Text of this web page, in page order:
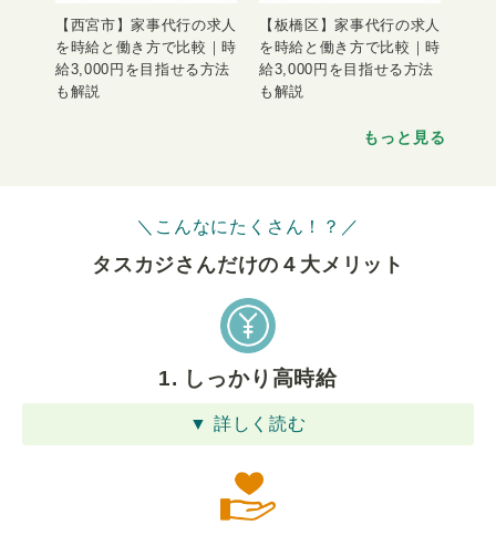
【西宮市】家事代行の求人
を時給と働き方で比較｜時
給3,000円を目指せる方法
も解説
【板橋区】家事代行の求人
を時給と働き方で比較｜時
給3,000円を目指せる方法
も解説
もっと見る
＼こんなにたくさん！？／
タスカジさんだけの４⼤メリット
1. しっかり高時給
▼ 詳しく読む